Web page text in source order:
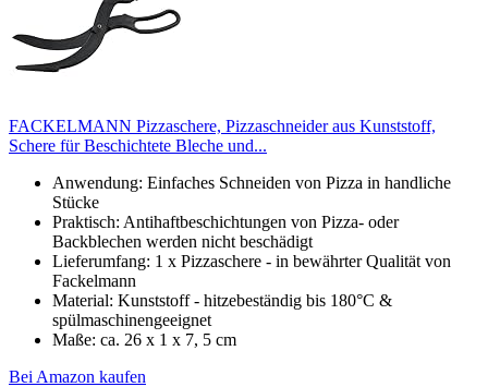
FACKELMANN Pizzaschere, Pizzaschneider aus Kunststoff,
Schere für Beschichtete Bleche und...
Anwendung: Einfaches Schneiden von Pizza in handliche
Stücke
Praktisch: Antihaftbeschichtungen von Pizza- oder
Backblechen werden nicht beschädigt
Lieferumfang: 1 x Pizzaschere - in bewährter Qualität von
Fackelmann
Material: Kunststoff - hitzebeständig bis 180°C &
spülmaschinengeeignet
Maße: ca. 26 x 1 x 7, 5 cm
Bei Amazon kaufen